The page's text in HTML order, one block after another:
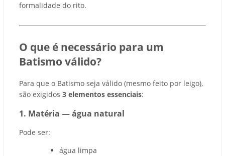
formalidade do rito.
O que é necessário para um
Batismo válido?
Para que o Batismo seja válido (mesmo feito por leigo),
são exigidos 3 elementos essenciais:
1️. Matéria — água natural
Pode ser:
água limpa